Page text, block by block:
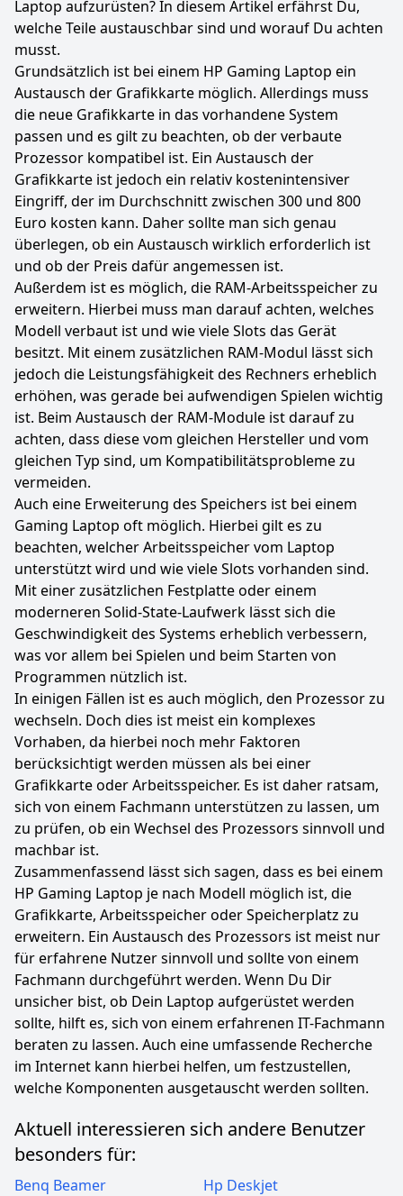
Laptop aufzurüsten? In diesem Artikel erfährst Du,
welche Teile austauschbar sind und worauf Du achten
musst.
Grundsätzlich ist bei einem HP Gaming Laptop ein
Austausch der Grafikkarte möglich. Allerdings muss
die neue Grafikkarte in das vorhandene System
passen und es gilt zu beachten, ob der verbaute
Prozessor kompatibel ist. Ein Austausch der
Grafikkarte ist jedoch ein relativ kostenintensiver
Eingriff, der im Durchschnitt zwischen 300 und 800
Euro kosten kann. Daher sollte man sich genau
überlegen, ob ein Austausch wirklich erforderlich ist
und ob der Preis dafür angemessen ist.
Außerdem ist es möglich, die RAM-Arbeitsspeicher zu
erweitern. Hierbei muss man darauf achten, welches
Modell verbaut ist und wie viele Slots das Gerät
besitzt. Mit einem zusätzlichen RAM-Modul lässt sich
jedoch die Leistungsfähigkeit des Rechners erheblich
erhöhen, was gerade bei aufwendigen Spielen wichtig
ist. Beim Austausch der RAM-Module ist darauf zu
achten, dass diese vom gleichen Hersteller und vom
gleichen Typ sind, um Kompatibilitätsprobleme zu
vermeiden.
Auch eine Erweiterung des Speichers ist bei einem
Gaming Laptop oft möglich. Hierbei gilt es zu
beachten, welcher Arbeitsspeicher vom Laptop
unterstützt wird und wie viele Slots vorhanden sind.
Mit einer zusätzlichen Festplatte oder einem
moderneren Solid-State-Laufwerk lässt sich die
Geschwindigkeit des Systems erheblich verbessern,
was vor allem bei Spielen und beim Starten von
Programmen nützlich ist.
In einigen Fällen ist es auch möglich, den Prozessor zu
wechseln. Doch dies ist meist ein komplexes
Vorhaben, da hierbei noch mehr Faktoren
berücksichtigt werden müssen als bei einer
Grafikkarte oder Arbeitsspeicher. Es ist daher ratsam,
sich von einem Fachmann unterstützen zu lassen, um
zu prüfen, ob ein Wechsel des Prozessors sinnvoll und
machbar ist.
Zusammenfassend lässt sich sagen, dass es bei einem
HP Gaming Laptop je nach Modell möglich ist, die
Grafikkarte, Arbeitsspeicher oder Speicherplatz zu
erweitern. Ein Austausch des Prozessors ist meist nur
für erfahrene Nutzer sinnvoll und sollte von einem
Fachmann durchgeführt werden. Wenn Du Dir
unsicher bist, ob Dein Laptop aufgerüstet werden
sollte, hilft es, sich von einem erfahrenen IT-Fachmann
beraten zu lassen. Auch eine umfassende Recherche
im Internet kann hierbei helfen, um festzustellen,
welche Komponenten ausgetauscht werden sollten.
Aktuell interessieren sich andere Benutzer
besonders für:
Benq Beamer
Hp Deskjet